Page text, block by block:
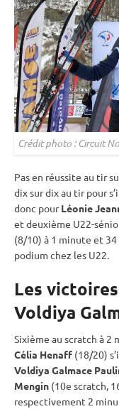
Crédit photo : Circuit
Pas en réussite au tir
dix sur dix au tir pour
donc pourLéonie
et deuxième U22-
(8/10) à 1 minute et
podium chez les U22.
Les
Voldiya
Sixième au scratch à 2
Célia Henaff (18/20)
Voldiya Galmace
Mengin (10e scratch,
respectivement 2